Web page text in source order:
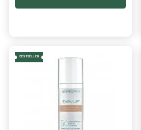
BESTSELLER